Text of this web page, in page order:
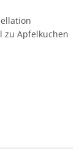
zu Apfelkuchen